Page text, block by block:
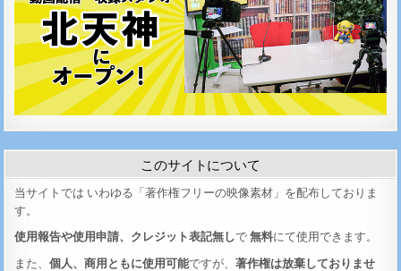
このサイトについて
当サイトでは いわゆる「著作権フリーの映像素材」を配布しておりま
す。
使用報告や使用申請、クレジット表記無しで無料にて使用できます。
また、個人、商用ともに使用可能ですが、著作権は放棄しておりませ